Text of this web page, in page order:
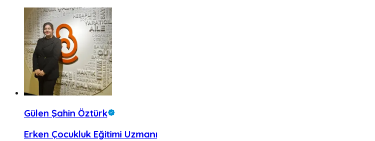
Gülen Şahin Öztürk
Erken Çocukluk Eğitimi Uzmanı